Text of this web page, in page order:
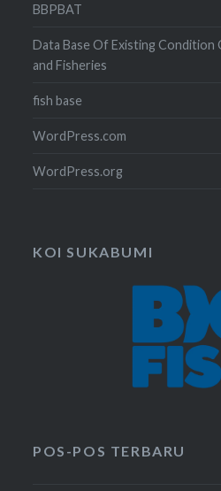
BBPBAT
Data Base Of Existing Condition
and Fisheries
fish base
WordPress.com
WordPress.org
KOI SUKABUMI
POS-POS TERBARU